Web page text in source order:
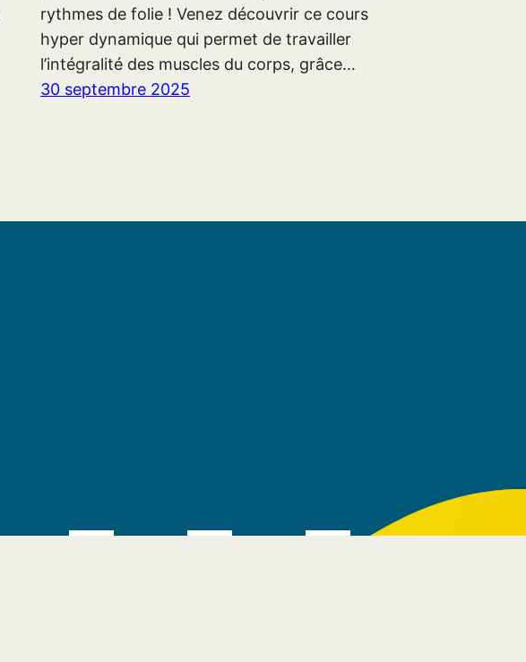
rythmes de folie ! Venez découvrir ce cours
hyper dynamique qui permet de travailler
l’intégralité des muscles du corps, grâce…
30 septembre 2025